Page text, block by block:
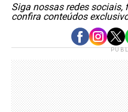
Siga nossas redes
confira conteúdos